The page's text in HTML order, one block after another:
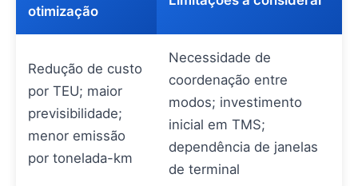
otimização
Redução de custo
por TEU; maior
previsibilidade;
menor emissão
por tonelada-km
Necessidade de
coordenação entre
modos; investimento
inicial em TMS;
dependência de janelas
de terminal